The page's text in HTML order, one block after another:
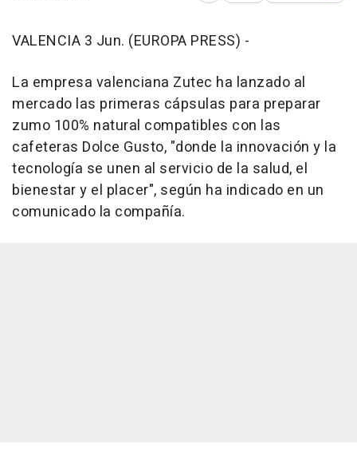
VALENCIA 3 Jun. (EUROPA PRESS) -
La empresa valenciana Zutec ha lanzado al
mercado las primeras cápsulas para preparar
zumo 100% natural compatibles con las
cafeteras Dolce Gusto, "donde la innovación y la
tecnología se unen al servicio de la salud, el
bienestar y el placer", según ha indicado en un
comunicado la compañía.